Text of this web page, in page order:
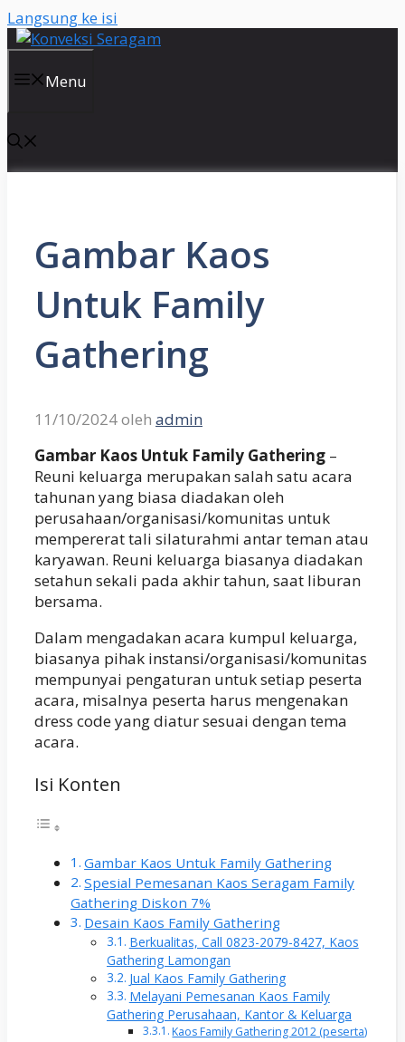
Langsung ke isi
Menu
Gambar Kaos
Untuk Family
Gathering
11/10/2024oleh admin
Gambar Kaos Untuk Family Gathering –
Reuni keluarga merupakan salah satu acara
tahunan yang biasa diadakan oleh
perusahaan/organisasi/komunitas untuk
mempererat tali silaturahmi antar teman atau
karyawan. Reuni keluarga biasanya diadakan
setahun sekali pada akhir tahun, saat liburan
bersama.
Dalam mengadakan acara kumpul keluarga,
biasanya pihak instansi/organisasi/komunitas
mempunyai pengaturan untuk setiap peserta
acara, misalnya peserta harus mengenakan
dress code yang diatur sesuai dengan tema
acara.
Isi Konten
Gambar Kaos Untuk Family Gathering
Spesial Pemesanan Kaos Seragam Family
Gathering Diskon 7%
Desain Kaos Family Gathering
Berkualitas, Call 0823-2079-8427, Kaos
Gathering Lamongan
Jual Kaos Family Gathering
Melayani Pemesanan Kaos Family
Gathering Perusahaan, Kantor & Keluarga
Kaos Family Gathering 2012 (peserta)